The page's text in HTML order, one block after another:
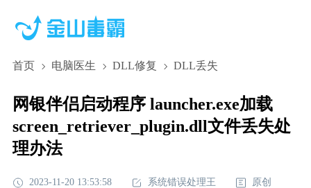
首页 电脑医生 DLL修复 DLL丢失
网银伴侣启动程序 launcher.exe加载
screen_retriever_plugin.dll文件丢失处
理办法
2023-11-20 13:53:58 系统错误处理王 原创